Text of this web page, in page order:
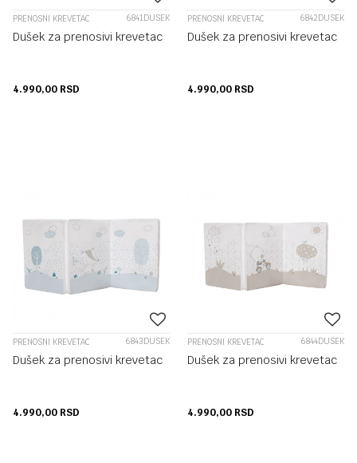
PRENOSNI KREVETAC 6841DUSEK
Dušek za prenosivi krevetac
4.990,00 RSD
PRENOSNI KREVETAC 6842DUSEK
Dušek za prenosivi krevetac
4.990,00 RSD
PRENOSNI KREVETAC 6843DUSEK
Dušek za prenosivi krevetac
4.990,00 RSD
PRENOSNI KREVETAC 6844DUSEK
Dušek za prenosivi krevetac
4.990,00 RSD